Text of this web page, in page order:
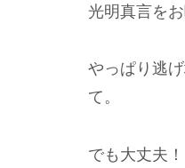
光明真言を
やっぱり逃
て。
でも大丈夫！